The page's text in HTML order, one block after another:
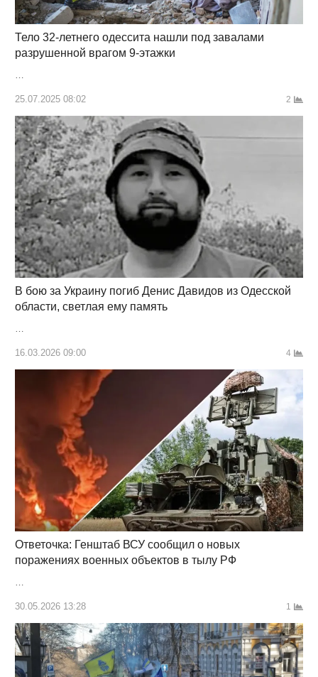
Тело 32-летнего одессита нашли под завалами
разрушенной врагом 9-этажки
…
25.07.2025 08:02 2
В бою за Украину погиб Денис Давидов из Одесской
области, светлая ему память
16.03.2026 09:00 4
Ответочка: Генштаб ВСУ сообщил о новых
поражениях военных объектов в тылу РФ
…
30.05.2026 13:28 1